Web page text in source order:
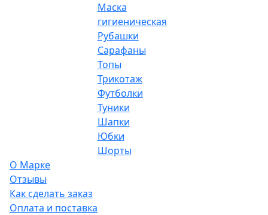
Маска
гигиеническая
Рубашки
Сарафаны
Топы
Трикотаж
Футболки
Туники
Шапки
Юбки
Шорты
О Марке
Отзывы
Как сделать заказ
Оплата и поставка